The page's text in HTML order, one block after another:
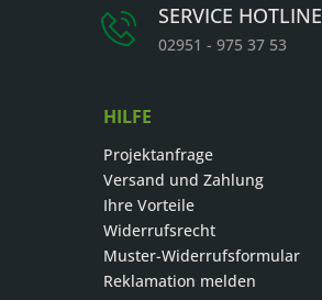
SERVICE HOTLINE
02951 - 975 37 53
HILFE
Projektanfrage
Versand und Zahlung
Ihre Vorteile
Widerrufsrecht
Muster-Widerrufsformular
Reklamation melden